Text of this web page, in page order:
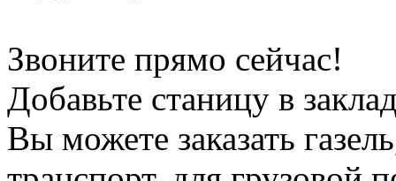
Звоните прямо сейчас!
Добавьте станицу в
Вы можете заказать